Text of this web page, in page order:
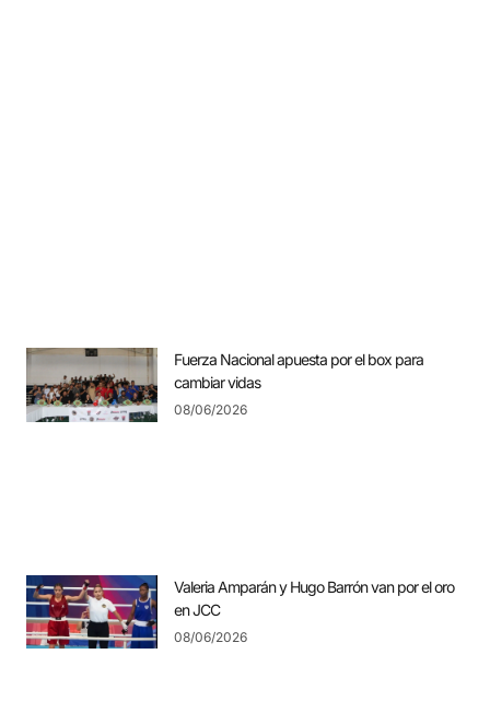
Fuerza Nacional apuesta por el box para
cambiar vidas
08/06/2026
Valeria Amparán y Hugo Barrón van por el oro
en JCC
08/06/2026